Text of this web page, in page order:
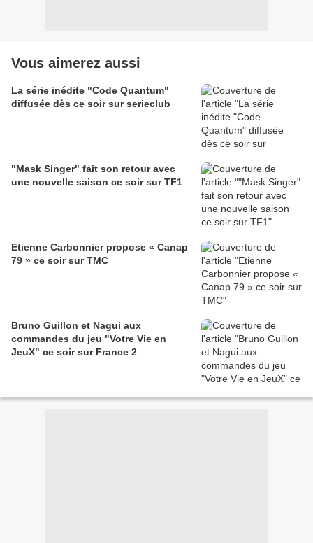
Vous aimerez aussi
La série inédite "Code Quantum"
diffusée dès ce soir sur serieclub
"Mask Singer" fait son retour avec
une nouvelle saison ce soir sur TF1
Etienne Carbonnier propose « Canap
79 » ce soir sur TMC
Bruno Guillon et Nagui aux
commandes du jeu "Votre Vie en
JeuX" ce soir sur France 2